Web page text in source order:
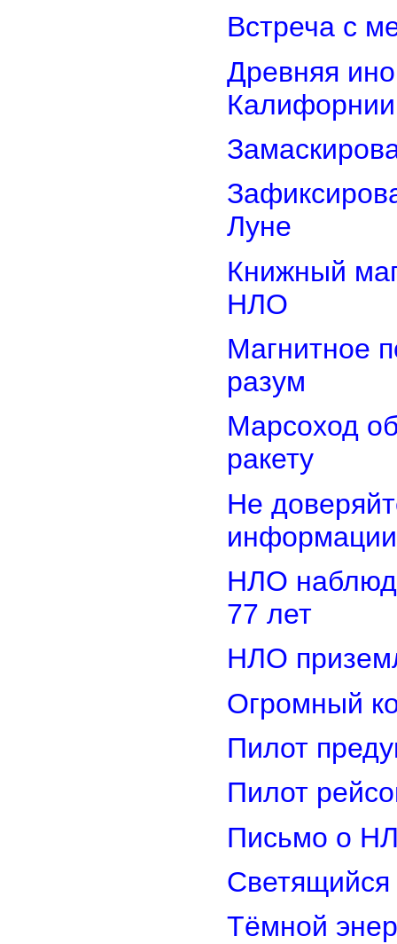
Встреча с
Древняя
Калифорнии
Луне
Книжный
НЛО
Магнитное
разум
Марсоход
ракету
Не
информации
НЛО
77 лет
НЛО
Огромный
Пилот
Пилот
Письмо о
Светящийся
Тёмной